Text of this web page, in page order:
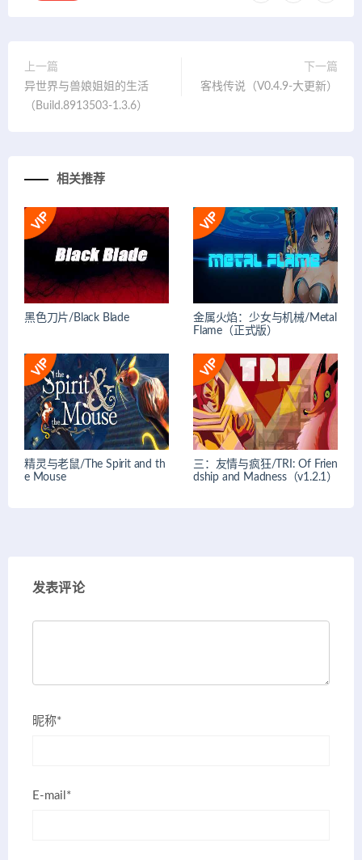
上一篇
异世界与兽娘姐姐的生活
（Build.8913503-1.3.6）
下一篇
客栈传说（V0.4.9-大更新）
相关推荐
黑色刀片/Black Blade
金属火焰：少女与机械/Metal
Flame（正式版）
精灵与老鼠/The Spirit and th
e Mouse
三：友情与疯狂/TRI: Of Frien
dship and Madness（v1.2.1）
发表评论
昵称*
E-mail*